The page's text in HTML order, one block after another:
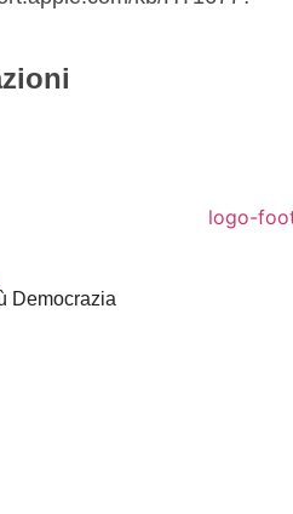
Democrazia